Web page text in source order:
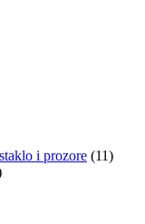
i prozore (11)